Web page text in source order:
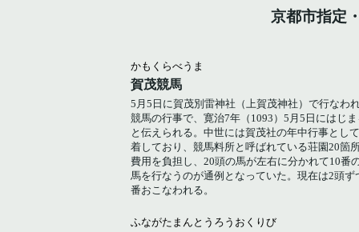
京都市指定
かもくらべうま
賀茂競馬
5月5日に賀茂別雷神社（上賀茂神社）で行なわ
競馬の行事で、寛治7年（1093）5月5日にはじ
と伝えられる。中世には賀茂社の年中行事とし
着しており、競馬料所と呼ばれている荘園20箇
費用を負担し、20頭の馬が左右に分かれて10番
馬を行なうのが通例となっていた。現在は2頭ず
番おこなわれる。
ふながたまんとうろうおくりび